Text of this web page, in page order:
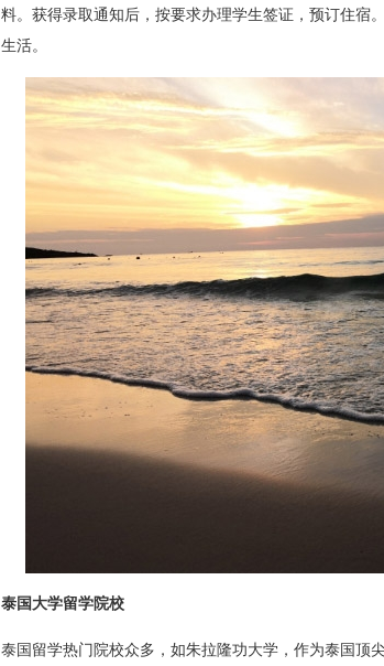
料。获得录取通知后，按要求办理学生签证，预订住宿
生活。
泰国大学留学院校
泰国留学热门院校众多，如朱拉隆功大学，作为泰国顶